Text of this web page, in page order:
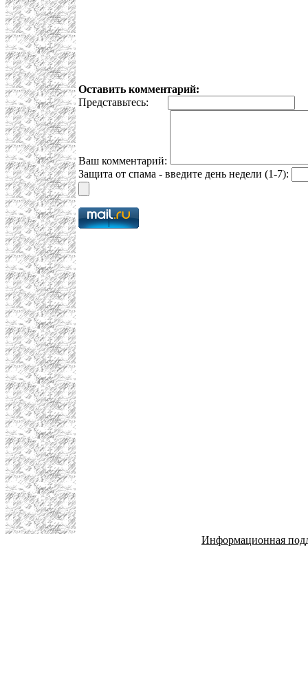
Оставить комментарий:
Представьтесь:
Ваш комментарий:
Защита от спама - введите день недели (1-7):
Информационная